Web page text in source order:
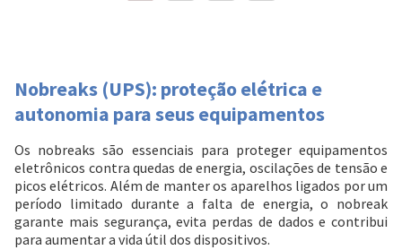
Nobreaks (UPS): proteção elétrica e
autonomia para seus equipamentos
Os nobreaks são essenciais para proteger equipamentos
eletrônicos contra quedas de energia, oscilações de tensão e
picos elétricos. Além de manter os aparelhos ligados por um
período limitado durante a falta de energia, o nobreak
garante mais segurança, evita perdas de dados e contribui
para aumentar a vida útil dos dispositivos.